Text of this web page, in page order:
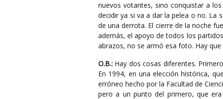
nuevos votantes, sino conquistar a
decidir ya si va a dar la pelea o no. La
de una derrota. El cierre de la noche
además, el apoyo de todos los
abrazos, no se armó esa foto. Hay
O.B.: Hay dos cosas diferentes.
En 1994, en una elección histórica,
erróneo hecho por la Facultad de
pero a un punto del primero, que